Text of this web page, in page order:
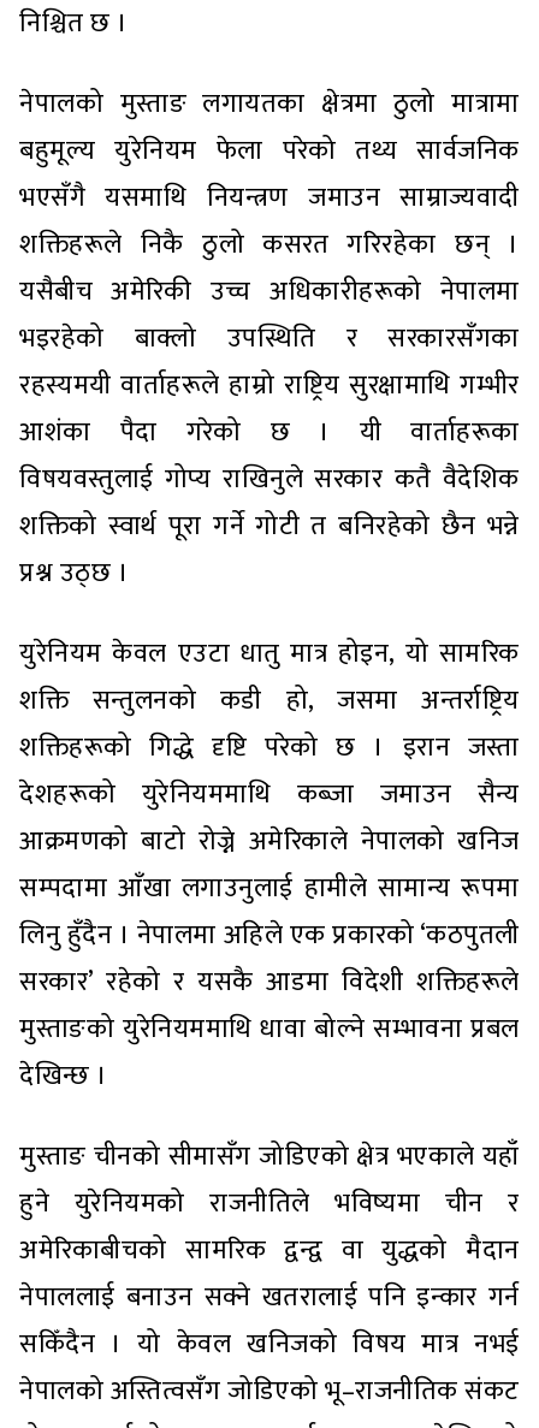
निश्चित छ ।
नेपालको मुस्ताङ लगायतका क्षेत्रमा ठुलो मात्रामा
बहुमूल्य युरेनियम फेला परेको तथ्य सार्वजनिक
भएसँगै यसमाथि नियन्त्रण जमाउन साम्राज्यवादी
शक्तिहरूले निकै ठुलो कसरत गरिरहेका छन् ।
यसैबीच अमेरिकी उच्च अधिकारीहरूको नेपालमा
भइरहेको बाक्लो उपस्थिति र सरकारसँगका
रहस्यमयी वार्ताहरूले हाम्रो राष्ट्रिय सुरक्षामाथि गम्भीर
आशंका पैदा गरेको छ । यी वार्ताहरूका
विषयवस्तुलाई गोप्य राखिनुले सरकार कतै वैदेशिक
शक्तिको स्वार्थ पूरा गर्ने गोटी त बनिरहेको छैन भन्ने
प्रश्न उठ्छ ।
युरेनियम केवल एउटा धातु मात्र होइन, यो सामरिक
शक्ति सन्तुलनको कडी हो, जसमा अन्तर्राष्ट्रिय
शक्तिहरूको गिद्धे दृष्टि परेको छ । इरान जस्ता
देशहरूको युरेनियममाथि कब्जा जमाउन सैन्य
आक्रमणको बाटो रोज्ने अमेरिकाले नेपालको खनिज
सम्पदामा आँखा लगाउनुलाई हामीले सामान्य रूपमा
लिनु हुँदैन । नेपालमा अहिले एक प्रकारको ‘कठपुतली
सरकार’ रहेको र यसकै आडमा विदेशी शक्तिहरूले
मुस्ताङको युरेनियममाथि धावा बोल्ने सम्भावना प्रबल
देखिन्छ ।
मुस्ताङ चीनको सीमासँग जोडिएको क्षेत्र भएकाले यहाँ
हुने युरेनियमको राजनीतिले भविष्यमा चीन र
अमेरिकाबीचको सामरिक द्वन्द्व वा युद्धको मैदान
नेपाललाई बनाउन सक्ने खतरालाई पनि इन्कार गर्न
सकिँदैन । यो केवल खनिजको विषय मात्र नभई
नेपालको अस्तित्वसँग जोडिएको भू–राजनीतिक संकट